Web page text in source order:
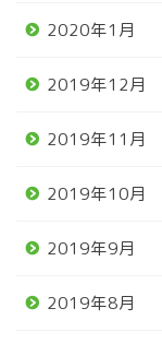
2020年1月
2019年12月
2019年11月
2019年10月
2019年9月
2019年8月